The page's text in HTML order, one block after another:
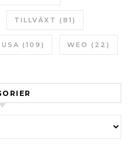
TILLVÄXT (81)
USA (109) WEO (22)